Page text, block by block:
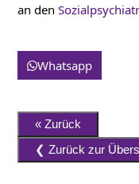
an den
Whatsapp